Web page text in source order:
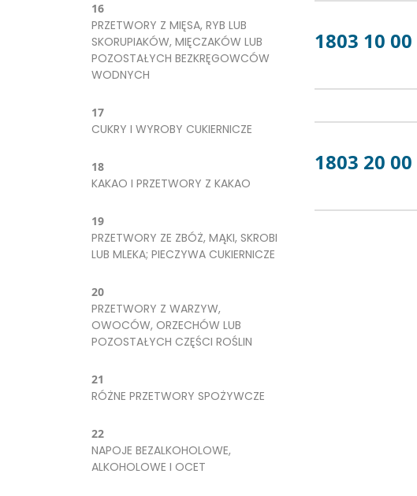
16
PRZETWORY Z MIĘSA, RYB LUB
SKORUPIAKÓW, MIĘCZAKÓW LUB
POZOSTAŁYCH BEZKRĘGOWCÓW
WODNYCH
17
CUKRY I WYROBY CUKIERNICZE
18
KAKAO I PRZETWORY Z KAKAO
19
PRZETWORY ZE ZBÓŻ, MĄKI, SKROBI
LUB MLEKA; PIECZYWA CUKIERNICZE
20
PRZETWORY Z WARZYW,
OWOCÓW, ORZECHÓW LUB
POZOSTAŁYCH CZĘŚCI ROŚLIN
21
RÓŻNE PRZETWORY SPOŻYWCZE
22
NAPOJE BEZALKOHOLOWE,
ALKOHOLOWE I OCET
1803 10 00
1803 20 00